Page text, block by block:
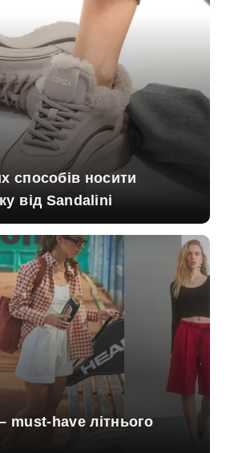
способів носити
від Sandalini
must-have літнього